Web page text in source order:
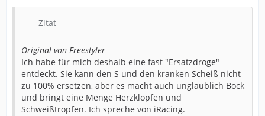
Zitat
Original von Freestyler
Ich habe für mich deshalb eine fast "Ersatzdroge"
entdeckt. Sie kann den S und den kranken Scheiß nicht
zu 100% ersetzen, aber es macht auch unglaublich Bock
und bringt eine Menge Herzklopfen und
Schweißtropfen. Ich spreche von iRacing.